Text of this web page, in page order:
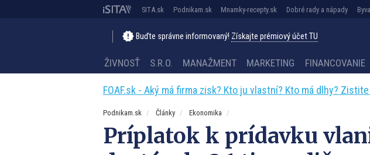
SITA.sk Podnikam.sk Mnamky-recepty.sk Dobré rady a nápady
Buďte správne informovaný! Získajte prémiový účet TU
ŽIVNOSŤ S.R.O. MANAŽMENT MARKETING FINANCOVANIE
FOAF.sk - Aký má firma zisk? Kto ju vlastní? Kto má dlhy? Zistite
Podnikam.sk Články Ekonomika
Príplatok k prídavku